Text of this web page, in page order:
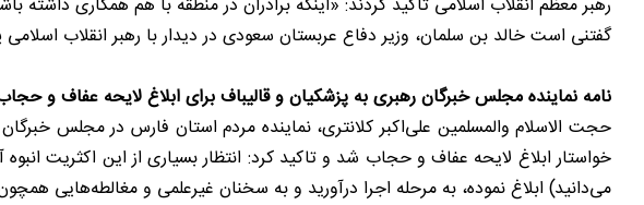
رهبر معظم انقلاب اسلامی تأکید کردند: «اینکه برادران در منطقه با هم همکاری داشته
گفتنی است خالد بن سلمان، وزیر دفاع عربستان سعودی در دیدار با رهبر انقلاب اسلامی
نامه نماینده مجلس خبرگان رهبری به پزشکیان و قالیباف برای ابلاغ لایحه عفاف و
حجت الاسلام والمسلمین علی‌اکبر کلانتری، نماینده مردم استان فارس در مجلس
می‌دانید) ابلاغ نموده، به مرحله اجرا درآورید و به سخنان غیرعلمی و مغالطه‌هایی